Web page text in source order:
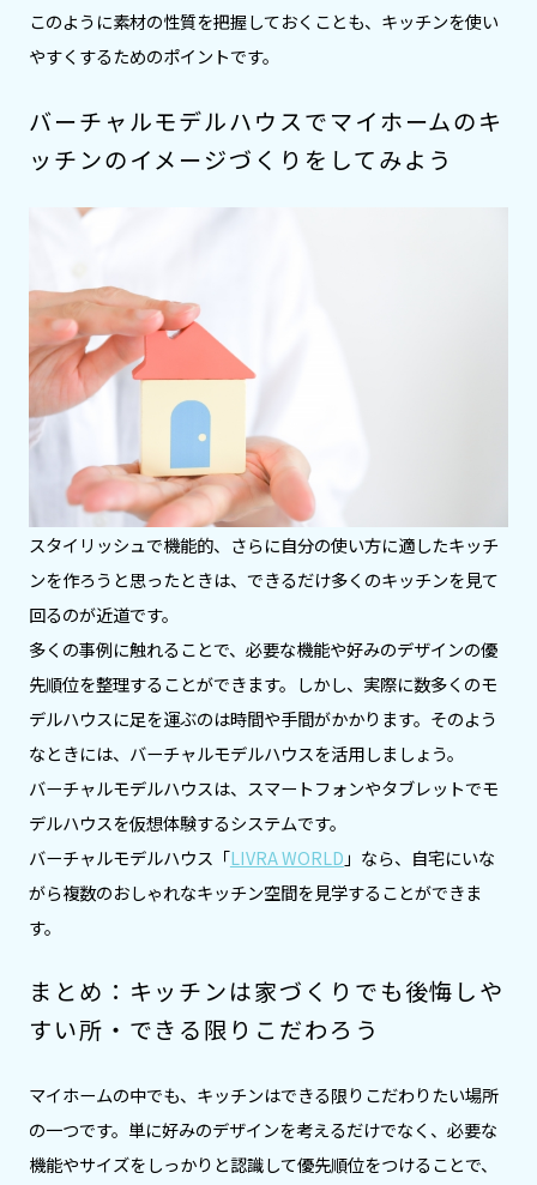
このように素材の性質を把握しておくことも、キッチンを使い
やすくするためのポイントです。
バーチャルモデルハウスでマイホームのキ
ッチンのイメージづくりをしてみよう
スタイリッシュで機能的、さらに自分の使い方に適したキッチ
ンを作ろうと思ったときは、できるだけ多くのキッチンを見て
回るのが近道です。
多くの事例に触れることで、必要な機能や好みのデザインの優
先順位を整理することができます。しかし、実際に数多くのモ
デルハウスに足を運ぶのは時間や手間がかかります。そのよう
なときには、バーチャルモデルハウスを活用しましょう。
バーチャルモデルハウスは、スマートフォンやタブレットでモ
デルハウスを仮想体験するシステムです。
バーチャルモデルハウス「LIVRA WORLD 」なら、自宅にいな
がら複数のおしゃれなキッチン空間を見学することができま
す。
まとめ：キッチンは家づくりでも後悔しや
すい所・できる限りこだわろう
マイホームの中でも、キッチンはできる限りこだわりたい場所
の一つです。単に好みのデザインを考えるだけでなく、必要な
機能やサイズをしっかりと認識して優先順位をつけることで、